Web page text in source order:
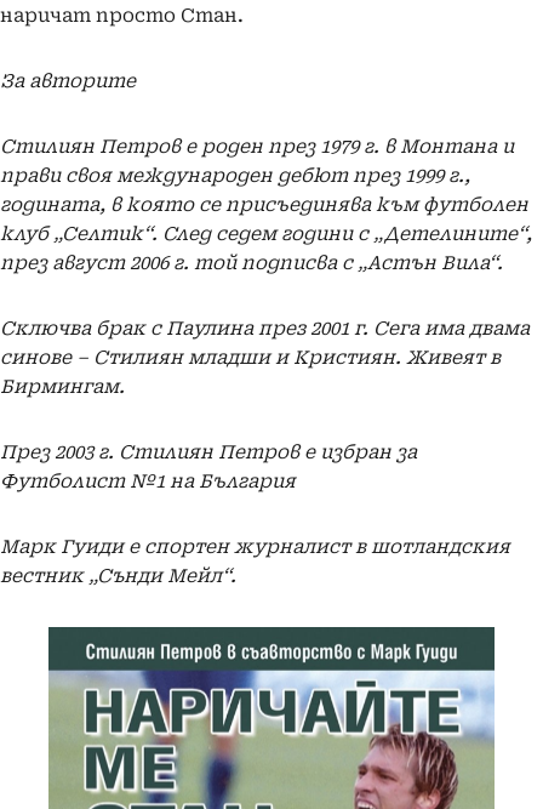
наричат просто Стан.
За авторите
Стилиян Петров е роден през 1979 г. в Монтана и
прави своя международен дебют през 1999 г.,
годината, в която се присъединява към футболен
клуб „Селтик“. След седем години с „Детелините“,
през август 2006 г. той подписва с „Астън Вила“.
Сключва брак с Паулина през 2001 г. Сега има двама
синове – Стилиян младши и Кристиян. Живеят в
Бирмингам.
През 2003 г. Стилиян Петров е избран за
Футболист №1 на България
Марк Гуиди е спортен журналист в шотландския
вестник „Сънди Мейл“.